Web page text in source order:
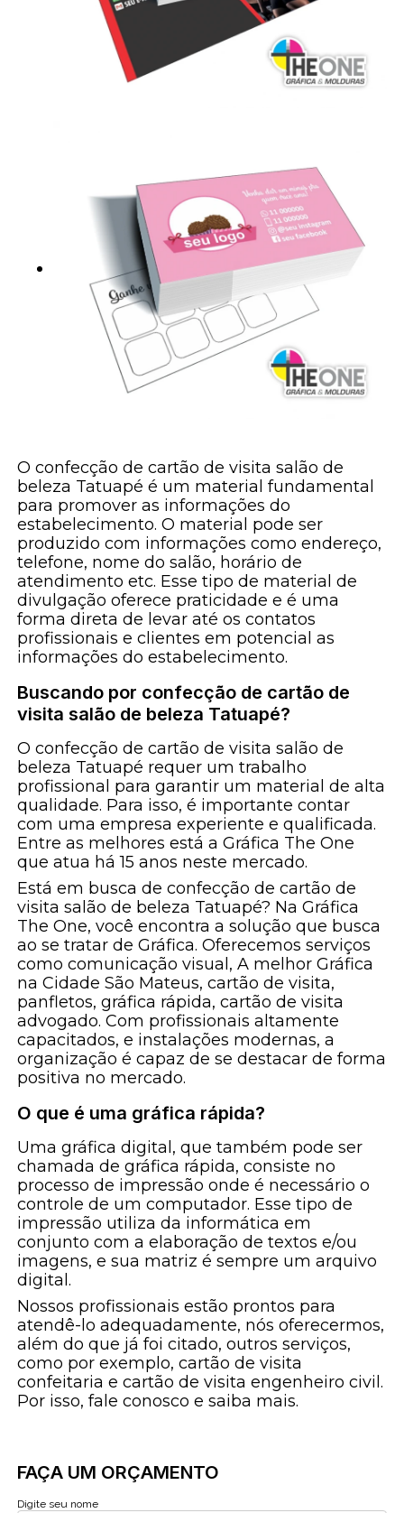
O confecção de cartão de visita salão de
beleza Tatuapé é um material fundamental
para promover as informações do
estabelecimento. O material pode ser
produzido com informações como endereço,
telefone, nome do salão, horário de
atendimento etc. Esse tipo de material de
divulgação oferece praticidade e é uma
forma direta de levar até os contatos
profissionais e clientes em potencial as
informações do estabelecimento.
Buscando por confecção de cartão de
visita salão de beleza Tatuapé?
O confecção de cartão de visita salão de
beleza Tatuapé requer um trabalho
profissional para garantir um material de alta
qualidade. Para isso, é importante contar
com uma empresa experiente e qualificada.
Entre as melhores está a Gráfica The One
que atua há 15 anos neste mercado.
Está em busca de confecção de cartão de
visita salão de beleza Tatuapé? Na Gráfica
The One, você encontra a solução que busca
ao se tratar de Gráfica. Oferecemos serviços
como comunicação visual, A melhor Gráfica
na Cidade São Mateus, cartão de visita,
panfletos, gráfica rápida, cartão de visita
advogado. Com profissionais altamente
capacitados, e instalações modernas, a
organização é capaz de se destacar de forma
positiva no mercado.
O que é uma gráfica rápida?
Uma gráfica digital, que também pode ser
chamada de gráfica rápida, consiste no
processo de impressão onde é necessário o
controle de um computador. Esse tipo de
impressão utiliza da informática em
conjunto com a elaboração de textos e/ou
imagens, e sua matriz é sempre um arquivo
digital.
Nossos profissionais estão prontos para
atendê-lo adequadamente, nós oferecermos,
além do que já foi citado, outros serviços,
como por exemplo, cartão de visita
confeitaria e cartão de visita engenheiro civil.
Por isso, fale conosco e saiba mais.
FAÇA UM ORÇAMENTO
Digite seu nome